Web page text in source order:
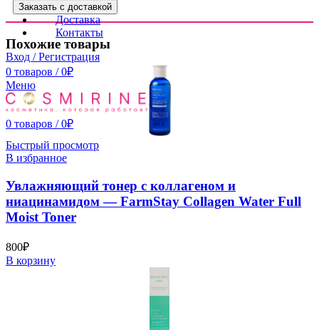
Доставка
Контакты
Вход / Регистрация
0 товаров / 0₽
Меню
0 товаров / 0₽
Заказать с доставкой
Похожие товары
Быстрый просмотр
В избранное
Увлажняющий тонер с коллагеном и
ниацинамидом — FarmStay Collagen Water Full
Moist Toner
800₽
В корзину